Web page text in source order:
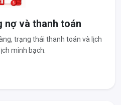
nợ và thanh toán
trạng thái thanh toán và lịch
minh bạch.